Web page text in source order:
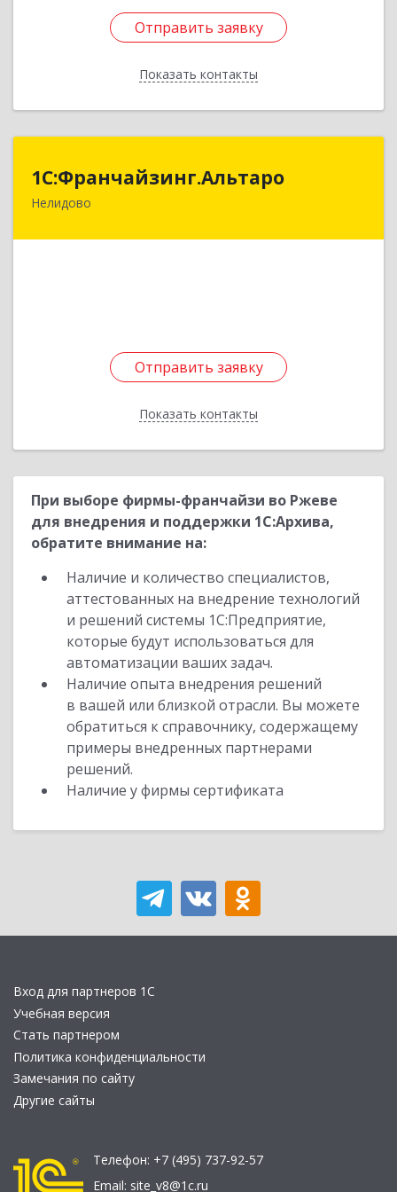
Отправить заявку
Показать контакты
Отправить заявку
Назад
1С:Франчайзинг.Альтаро
Нелидово
Отправить заявку
Показать контакты
1С:Франчайзинг.Альтаро
172527, Тверская обл, Нелидово г, Матросова
Отправить заявку
Назад
При выборе фирмы-франчайзи во Ржеве
для внедрения и поддержки 1С:Архива,
обратите внимание на:
Наличие и количество специалистов,
аттестованных на внедрение технологий
и решений системы 1С:Предприятие,
которые будут использоваться для
автоматизации ваших задач.
Наличие опыта внедрения решений
в вашей или близкой отрасли. Вы можете
обратиться к справочнику, содержащему
примеры внедренных партнерами
решений.
Наличие у фирмы сертификата
Вход для партнеров 1С
Учебная версия
Стать партнером
Политика конфиденциальности
Замечания по сайту
Другие сайты
Телефон: +7 (495) 737-92-57
Email: site_v8@1c.ru